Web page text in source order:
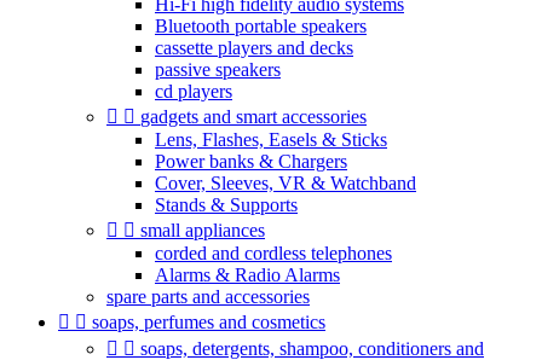
Hi-Fi high fidelity audio systems
Bluetooth portable speakers
cassette players and decks
passive speakers
cd players
  gadgets and smart accessories
Lens, Flashes, Easels & Sticks
Power banks & Chargers
Cover, Sleeves, VR & Watchband
Stands & Supports
  small appliances
corded and cordless telephones
Alarms & Radio Alarms
spare parts and accessories
  soaps, perfumes and cosmetics
  soaps, detergents, shampoo, conditioners and